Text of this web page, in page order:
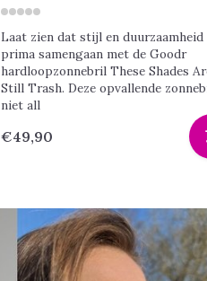
Laat zien dat stijl en duurzaamheid
prima samengaan met de Goodr
hardloopzonnebril These Shades
Still Trash. Deze opvallende
niet all
€49,90